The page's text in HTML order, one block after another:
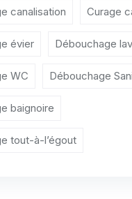
canalisation Blandain
canalisation Curage
évier Débouchage
WC Débouchage
baignoire
tout-à-l’égout